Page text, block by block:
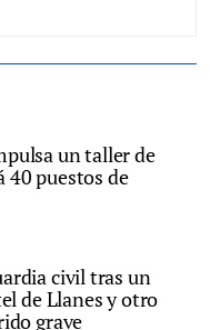
un taller de
40 puestos de
civil tras un
de Llanes y otro
grave